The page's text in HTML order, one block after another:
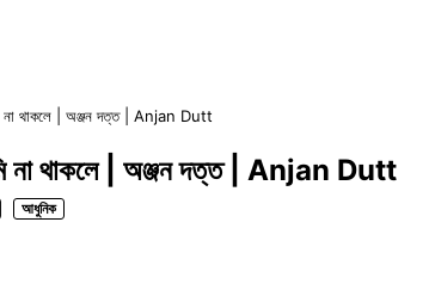
থাকলে | অঞ্জন দত্ত | Anjan Dutt
থাকলে | অঞ্জন দত্ত | Anjan Dutt
আধুনিক